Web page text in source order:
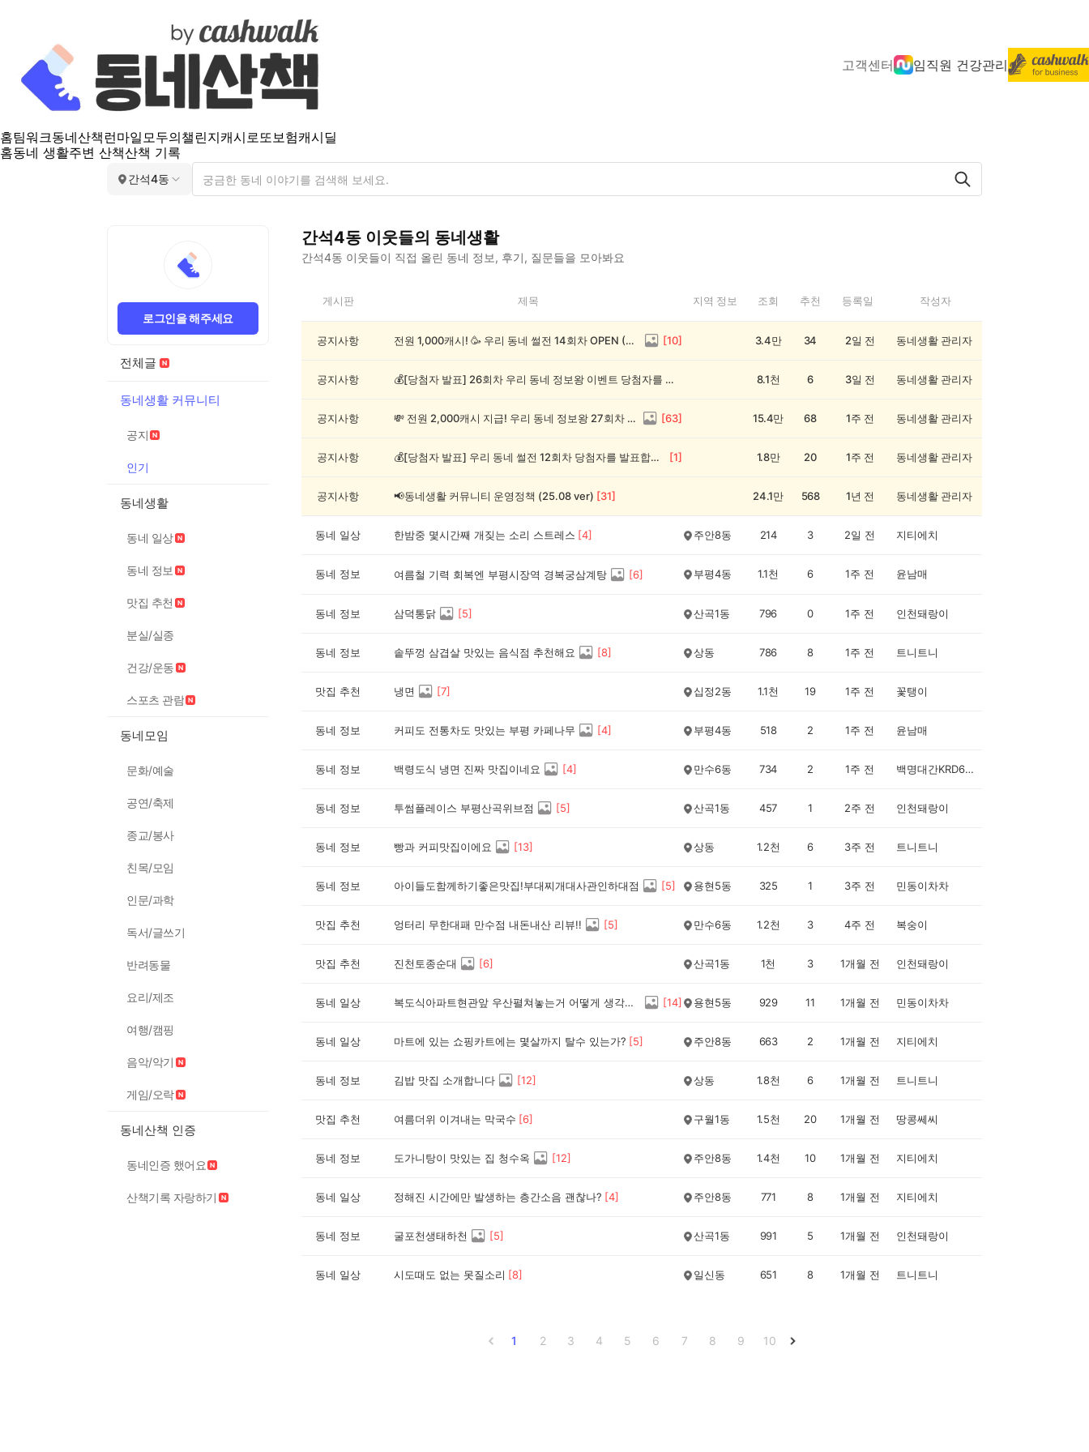
고객센터 임직원 건강관리
홈팀워크동네산책 런마일모두의챌린지캐시로또보험캐시딜
홈동네 생활주변 산책산책 기록
간석4동
로그인을 해주세요
전체글
동네생활 커뮤니티
공지
인기
동네생활
동네 일상
동네 정보
맛집 추천
분실/실종
건강/운동
스포츠 관람
동네모임
문화/예술
공연/축제
종교/봉사
친목/모임
인문/과학
독서/글쓰기
반려동물
요리/제조
여행/캠핑
음악/악기
게임/오락
동네산책 인증
동네인증 했어요
산책기록 자랑하기
간석4동 이웃들의 동네생활
간석4동 이웃들이 직접 올린 동네 정보, 후기, 질문들을 모아봐요
4
게시판 제목 지역 정보 조회 추천 등록일 작성자
공지사항 전원 1,000캐시! 🥳 우리 동네 썰전 14회차 OPEN (~8/17) [10] 3.4만 34 2일 전 동네생활 관리자
공지사항 💰[당첨자 발표] 26회차 우리 동네 정보왕 이벤트 당첨자를 발표합니다! 8.1천 6 3일 전 동네생활 관리자
공지사항 💸 전원 2,000캐시 지급! 우리 동네 정보왕 27회차 (~8/10) [63] 15.4만 68 1주 전 동네생활 관리자
공지사항 💰[당첨자 발표] 우리 동네 썰전 12회차 당첨자를 발표합니다! [1] 1.8만 20 1주 전 동네생활 관리자
공지사항 📢동네생활 커뮤니티 운영정책 (25.08 ver) [31] 24.1만 568 1년 전 동네생활 관리자
동네 일상 한밤중 몇시간째 개짖는 소리 스트레스 [4] 주안8동 214 3 2일 전 지티에치
동네 정보 여름철 기력 회복엔 부평시장역 경복궁삼계탕 [6] 부평4동 1.1천 6 1주 전 윤남매
동네 정보 삼덕통닭 [5] 산곡1동 796 0 1주 전 인천돼랑이
동네 정보 솥뚜껑 삼겹살 맛있는 음식점 추천해요 [8] 상동 786 8 1주 전 트니트니
맛집 추천 냉면 [7] 십정2동 1.1천 19 1주 전 꽃탱이
동네 정보 커피도 전통차도 맛있는 부평 카페나무 [4] 부평4동 518 2 1주 전 윤남매
동네 정보 백령도식 냉면 진짜 맛집이네요 [4] 만수6동 734 2 1주 전 백명대간KRD6GXZ
동네 정보 투썸플레이스 부평산곡위브점 [5] 산곡1동 457 1 2주 전 인천돼랑이
동네 정보 빵과 커피맛집이에요 [13] 상동 1.2천 6 3주 전 트니트니
동네 정보 아이들도함께하기좋은맛집!부대찌개대사관인하대점 [5] 용현5동 325 1 3주 전 민동이차차
맛집 추천 엉터리 무한대패 만수점 내돈내산 리뷰!! [5] 만수6동 1.2천 3 4주 전 복숭이
맛집 추천 진천토종순대 [6] 산곡1동 1천 3 1개월 전 인천돼랑이
동네 일상 복도식아파트현관앞 우산펼쳐놓는거 어떻게 생각하나요? [14] 용현5동 929 11 1개월 전 민동이차차
동네 일상 마트에 있는 쇼핑카트에는 몇살까지 탈수 있는가? [5] 주안8동 663 2 1개월 전 지티에치
동네 정보 김밥 맛집 소개합니다 [12] 상동 1.8천 6 1개월 전 트니트니
맛집 추천 여름더위 이겨내는 막국수 [6] 구월1동 1.5천 20 1개월 전 땅콩쎄씨
동네 정보 도가니탕이 맛있는 집 청수옥 [12] 주안8동 1.4천 10 1개월 전 지티에치
동네 일상 정해진 시간에만 발생하는 층간소음 괜찮나? [4] 주안8동 771 8 1개월 전 지티에치
동네 정보 굴포천생태하천 [5] 산곡1동 991 5 1개월 전 인천돼랑이
동네 일상 시도때도 없는 못질소리 [8] 일신동 651 8 1개월 전 트니트니
1 2 3 4 5 6 7 8 9 10